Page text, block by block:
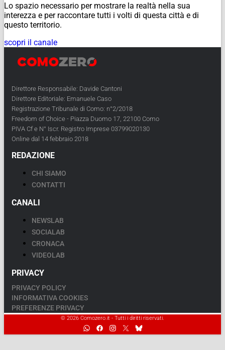
Lo spazio necessario per mostrare la realtà nella sua
interezza e per raccontare tutti i volti di questa città e di
questo territorio.
scopri il canale
Direttore Responsabile: Davide Cantoni
Direttore Editoriale: Emanuele Caso
Registrazione Tribunale di Como: n°2/2018
Freedom of Choice - Piazza Duomo 17, 22100 Como
PIVA Cf e N° Iscr. Registro Imprese 03799020130
Online dal 14 febbraio 2018
REDAZIONE
CHI SIAMO
CONTATTI
CANALI
NEWSLAB
SOCIALAB
CRONACA
VIDEOLAB
PRIVACY
PRIVACY POLICY
INFORMATIVA COOKIES
PREFERENZE PRIVACY
© 2026 Comozero.it - Tutti i diritti riservati.